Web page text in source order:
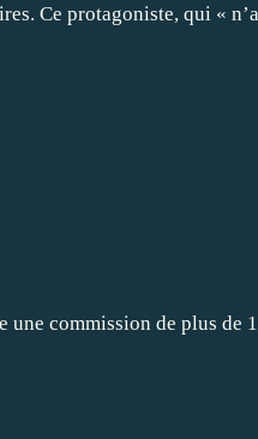
Ce protagoniste, qui «
commission de plus de